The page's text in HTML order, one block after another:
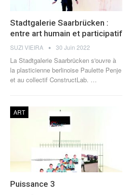
Stadtgalerie Saarbrücken :
entre art humain et participatif
SUZI VIEIRA 30 Juin 2022
La Stadtgalerie Saarbrücken s'ouvre à
la plasticienne berlinoise Paulette Penje
et au collectif ConstructLab. …
ART
Puissance 3